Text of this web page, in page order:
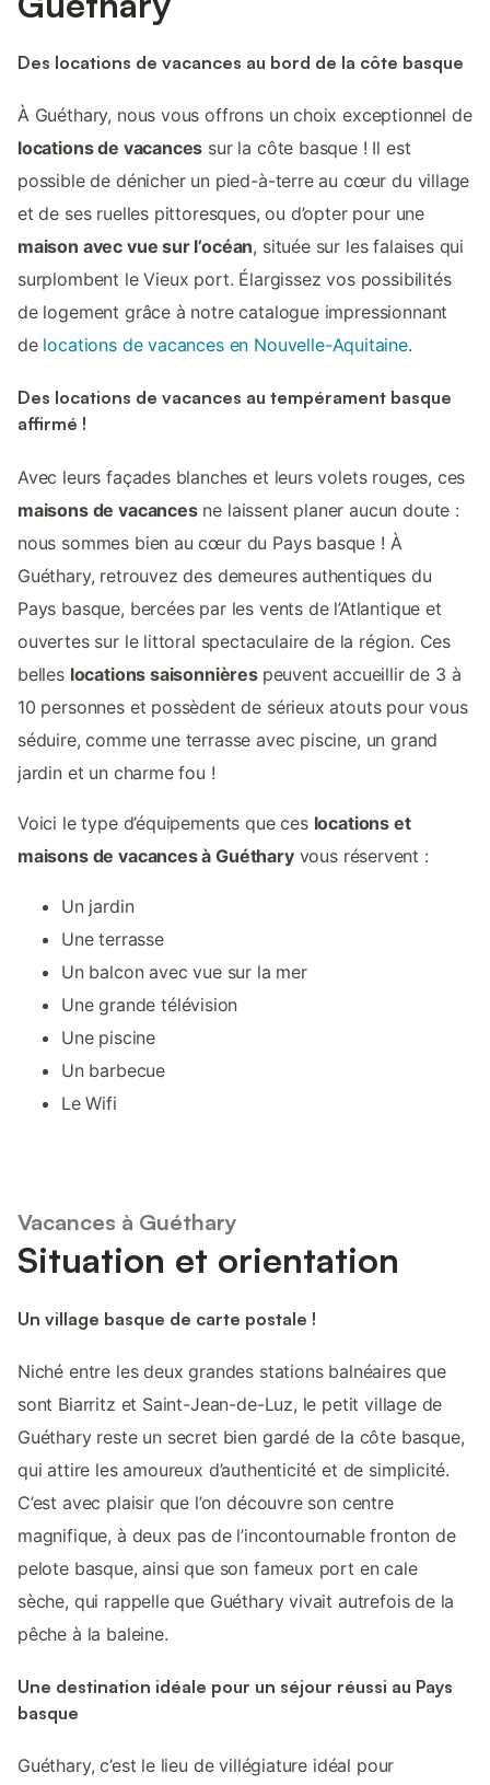
Des locations de vacances au bord de la côte basque
À Guéthary, nous vous offrons un choix exceptionnel de
locations de vacances sur la côte basque ! Il est
possible de dénicher un pied-à-terre au cœur du village
et de ses ruelles pittoresques, ou d’opter pour une
maison avec vue sur l’océan, située sur les falaises qui
surplombent le Vieux port. Élargissez vos possibilités
de logement grâce à notre catalogue impressionnant
de locations de vacances en Nouvelle-Aquitaine.
Des locations de vacances au tempérament basque
affirmé !
Avec leurs façades blanches et leurs volets rouges, ces
maisons de vacancesne laissent planer aucun doute :
nous sommes bien au cœur du Pays basque ! À
Guéthary, retrouvez des demeures authentiques du
Pays basque, bercées par les vents de l’Atlantique et
ouvertes sur le littoral spectaculaire de la région. Ces
belles locations saisonnières peuvent accueillir de 3 à
10 personnes et possèdent de sérieux atouts pour vous
séduire, comme une terrasse avec piscine, un grand
jardin et un charme fou !
Voici le type d’équipements que ces locations et
maisons de vacances à Guétharyvous réservent :
Un jardin
Une terrasse
Un balcon avec vue sur la mer
Une grande télévision
Une piscine
Un barbecue
Le Wifi
Vacances à Guéthary
Situation et orientation
Un village basque de carte postale !
Niché entre les deux grandes stations balnéaires que
sont Biarritz et Saint-Jean-de-Luz, le petit village de
Guéthary reste un secret bien gardé de la côte basque,
qui attire les amoureux d’authenticité et de simplicité.
C’est avec plaisir que l’on découvre son centre
magnifique, à deux pas de l’incontournable fronton de
pelote basque, ainsi que son fameux port en cale
sèche, qui rappelle que Guéthary vivait autrefois de la
pêche à la baleine.
Une destination idéale pour un séjour réussi au Pays
basque
Guéthary, c’est le lieu de villégiature idéal pour